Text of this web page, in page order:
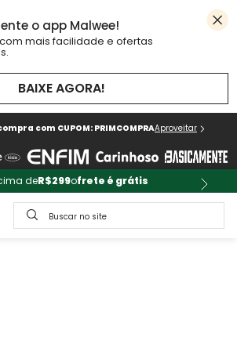
o app Malwee!
mais facilidade e ofertas
BAIXE AGORA!
com CUPOM: PRIMCOMPRAAproveitar
deR$299ofrete é grátis
Buscar no site